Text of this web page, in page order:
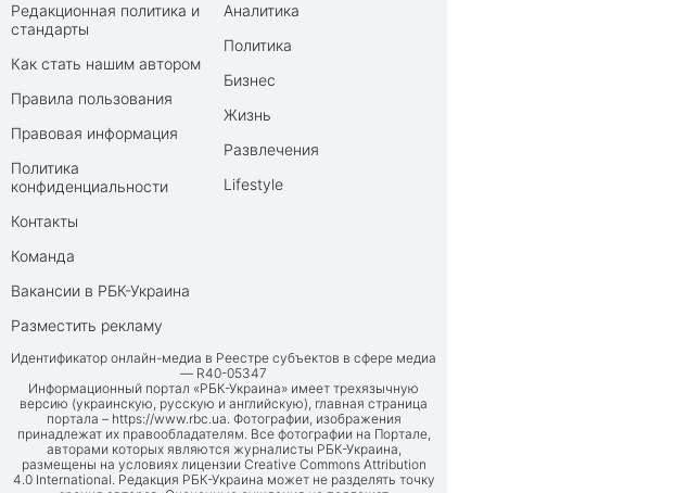
Редакционная политика и
стандарты
Как стать нашим автором
Правила пользования
Правовая информация
Политика
конфиденциальности
Контакты
Команда
Вакансии в РБК-Украина
Разместить рекламу
Аналитика
Политика
Бизнес
Жизнь
Развлечения
Lifestyle
Идентификатор онлайн-медиа в Реестре субъектов в сфере медиа
— R40-05347
Информационный портал «РБК-Украина» имеет трехязычную
версию (украинскую, русскую и английскую), главная страница
портала – https://www.rbc.ua. Фотографии, изображения
принадлежат их правообладателям. Все фотографии на Портале,
авторами которых являются журналисты РБК-Украина,
размещены на условиях лицензии Creative Commons Attribution
4.0 International. Редакция РБК-Украина может не разделять точку